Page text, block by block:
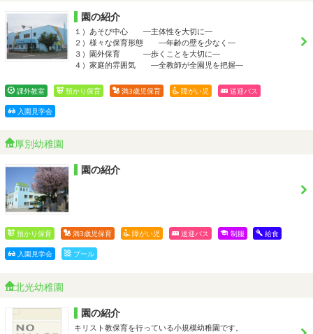
園の紹介
１）あそび中心 ―主体性を大切に―
２）様々な保育形態 ―年齢の壁を少なく―
３）園外保育 ―歩くことを大切に―
４）家庭的雰囲気 ―全教師が全園児を把握―
課外教室 預かり保育 満3歳児保育 障がい児 送迎バス
入園見学会
厚別幼稚園
園の紹介
預かり保育 満3歳児保育 障がい児 送迎バス 制服 給食
入園見学会 プール
北光幼稚園
園の紹介
キリスト教保育を行っている小規模幼稚園です。